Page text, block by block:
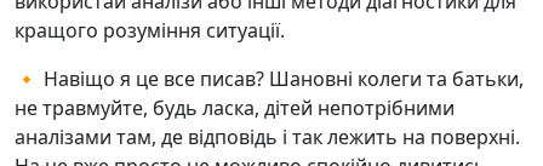
кращого розуміння ситуації.
🔸 Навіщо я це все писав? Шановні колеги та батьки,
не травмуйте, будь ласка, дітей непотрібними
аналізами там, де відповідь і так лежить на поверхні.